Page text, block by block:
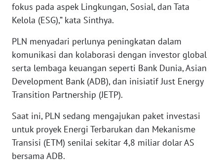
fokus pada aspek Lingkungan, Sosial, dan Tata
Kelola (ESG),” kata Sinthya.
PLN menyadari perlunya peningkatan dalam
komunikasi dan kolaborasi dengan investor global
serta lembaga keuangan seperti Bank Dunia, Asian
Development Bank (ADB), dan inisiatif Just Energy
Transition Partnership (JETP).
Saat ini, PLN sedang mengajukan paket investasi
untuk proyek Energi Terbarukan dan Mekanisme
Transisi (ETM) senilai sekitar 4,8 miliar dolar AS
bersama ADB.
WN
DANAU
WN
WN
LANGKAT
WN
TAPANULI
SELATAN